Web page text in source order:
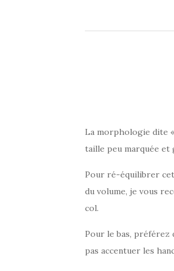
La morphologie dite
taille peu marquée et
Pour ré-équilibrer
du volume, je vous
col.
Pour le bas, préférez
pas accentuer les